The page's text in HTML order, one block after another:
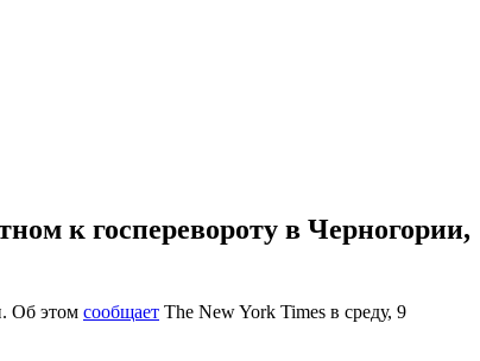
к госперевороту в Черногории,
Об этом сообщает The New York Times в среду, 9